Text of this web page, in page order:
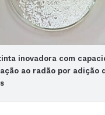
inovadora com
ao radão por adição